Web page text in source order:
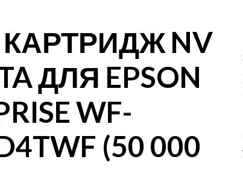
NV
ДЛЯ EPSON
WF-
(50 000